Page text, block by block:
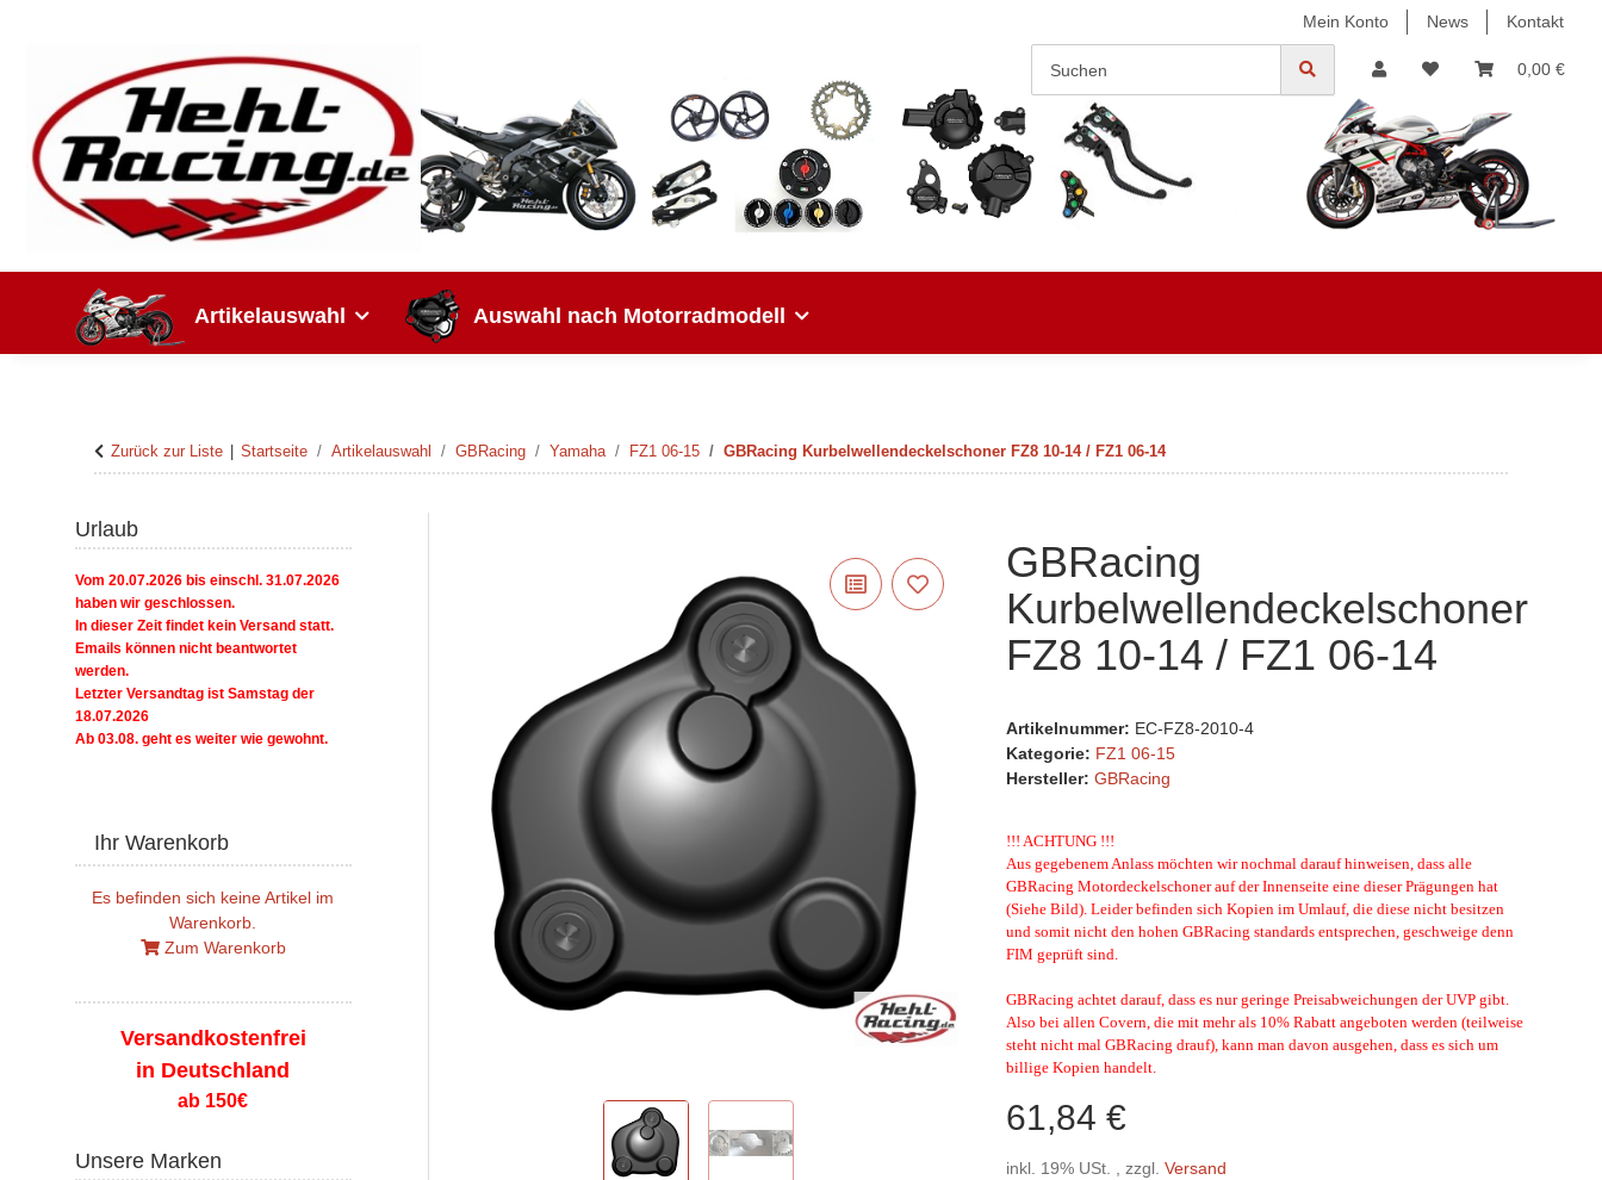
Mein Konto News Kontakt
0,00 €
Artikelauswahl Auswahl nach Motorradmodell
Zurück zur Liste Startseite Artikelauswahl GBRacing Yamaha FZ1 06-15 GBRacing Kurbelwellendeckelschoner FZ8 10-14 / FZ1 06-14
GBRacing
Kurbelwellendeckelschoner
FZ8 10-14 / FZ1 06-14
Artikelnummer: EC-FZ8-2010-4
Kategorie: FZ1 06-15
Hersteller: GBRacing
!!! ACHTUNG !!!
Aus gegebenem Anlass möchten wir nochmal darauf hinweisen, dass alle
GBRacing Motordeckelschoner auf der Innenseite eine dieser Prägungen hat
(Siehe Bild). Leider befinden sich Kopien im Umlauf, die diese nicht besitzen
und somit nicht den hohen GBRacing standards entsprechen, geschweige denn
FIM geprüft sind.
GBRacing achtet darauf, dass es nur geringe Preisabweichungen der UVP gibt.
Also bei allen Covern, die mit mehr als 10% Rabatt angeboten werden (teilweise
steht nicht mal GBRacing drauf), kann man davon ausgehen, dass es sich um
billige Kopien handelt.
61,84 €
inkl. 19% USt. , zzgl.Versand
Urlaub
Vom 20.07.2026 bis einschl. 31.07.2026
haben wir geschlossen.
In dieser Zeit findet kein Versand statt.
Emails können nicht beantwortet
werden.
Letzter Versandtag ist Samstag der
18.07.2026
Ab 03.08. geht es weiter wie gewohnt.
Ihr Warenkorb
Es befinden sich keine Artikel im
Warenkorb.
Zum Warenkorb
Versandkostenfrei
in Deutschland
ab 150€
Unsere Marken